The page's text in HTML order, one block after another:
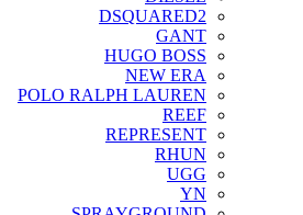
DSQUARED2
GANT
HUGO BOSS
NEW ERA
POLO RALPH LAUREN
REEF
REPRESENT
RHUN
UGG
YN